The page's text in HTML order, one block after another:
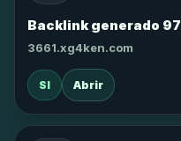
Backlink generado 97
3661.xg4ken.com
SI Abrir